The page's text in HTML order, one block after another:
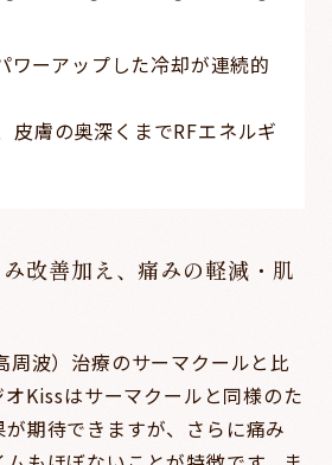
ワーアップした冷却が連続的
皮膚の奥深くまでRFエネルギ
改善加え、痛みの軽減・肌
周波）治療のサーマクールと比
Kissはサーマクールと同様のた
期待できますが、さらに痛み